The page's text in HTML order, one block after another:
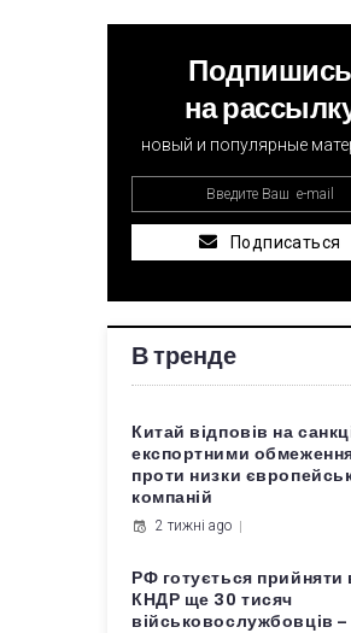
Подпишись
на
новый и популярные
Подписаться
В тренде
Китай відповів на
експортними
проти низки
компаній
2 тижні ago
РФ готується прийняти
КНДР ще 30 тисяч
військовослужбовців –